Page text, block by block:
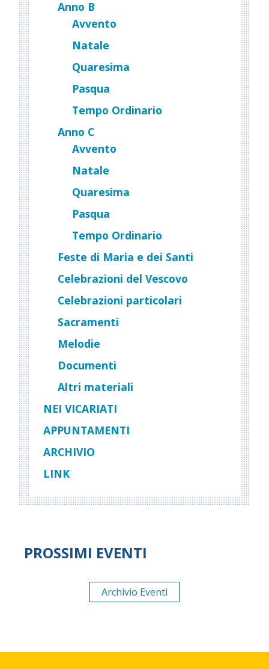
Anno B
Avvento
Natale
Quaresima
Pasqua
Tempo Ordinario
Anno C
Avvento
Natale
Quaresima
Pasqua
Tempo Ordinario
Feste di Maria e dei Santi
Celebrazioni del Vescovo
Celebrazioni particolari
Sacramenti
Melodie
Documenti
Altri materiali
NEI VICARIATI
APPUNTAMENTI
ARCHIVIO
LINK
PROSSIMI EVENTI
Archivio Eventi